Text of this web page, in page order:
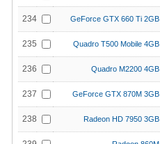
234 GeForce GTX 660 Ti 2GB
235 Quadro T500 Mobile 4GB
236 Quadro M2200 4GB
237 GeForce GTX 870M 3GB
238 Radeon HD 7950 3GB